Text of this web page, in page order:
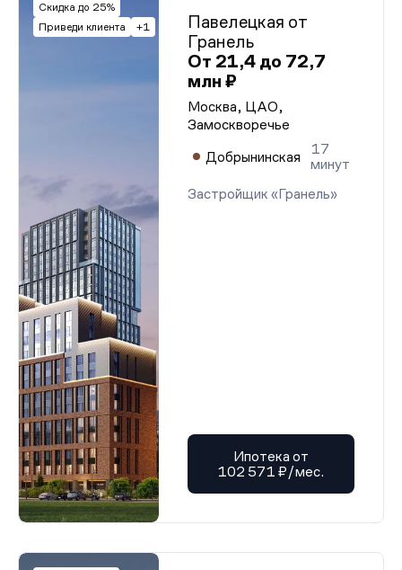
Скидка до 25%
Приведи клиента
+1
Павелецкая от
Гранель
От 21,4 до 72,7
млн ₽
Москва, ЦАО,
Замоскворечье
Добрынинская
17
минут
Застройщик «Гранель»
Ипотека от
102 571 ₽/мес.